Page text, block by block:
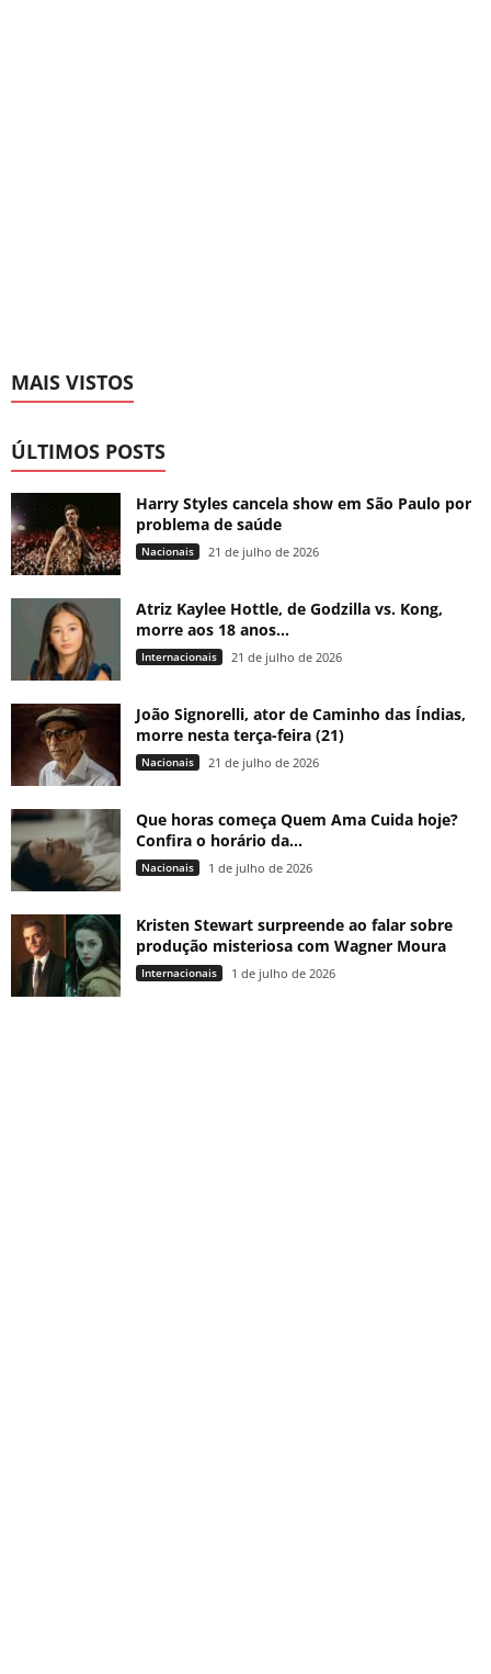
MAIS VISTOS
ÚLTIMOS POSTS
Harry Styles cancela show em São Paulo por
problema de saúde
Nacionais 21 de julho de 2026
Atriz Kaylee Hottle, de Godzilla vs. Kong,
morre aos 18 anos...
Internacionais 21 de julho de 2026
João Signorelli, ator de Caminho das Índias,
morre nesta terça-feira (21)
Nacionais 21 de julho de 2026
Que horas começa Quem Ama Cuida hoje?
Confira o horário da...
Nacionais 1 de julho de 2026
Kristen Stewart surpreende ao falar sobre
produção misteriosa com Wagner Moura
Internacionais 1 de julho de 2026